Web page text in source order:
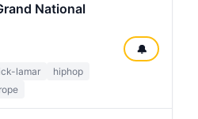
National
lamar
hiphop
🔔